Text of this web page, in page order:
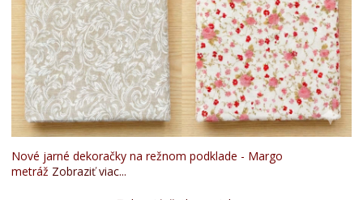
Nové jarné dekoračky na režnom podklade - Margo
metráž Zobraziť viac...